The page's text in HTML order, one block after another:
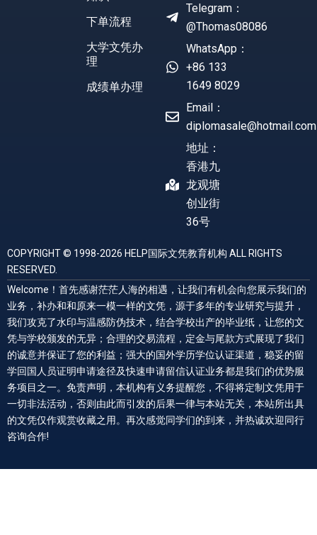
下单流程
大学文凭办
理
成绩单办理
Telegram：
@Thomas08086
WhatsApp：
+86 133
1649 8029
Email：
diplomasale@hotmail.com
地址：
香港九
龙观塘
创业街
36号
COPYRIGHT © 1998-2026 HELP国际文凭教育机构 ALL RIGHTS
RESERVED.
Welcome！首先感谢茫茫人海的相遇，让我们有机会向您展示我们的
业务，补办和和原来一模一样的文凭，源于多年的专业研究与提升，
我们攻克了水印与温感防伪技术，结合学校出产的毕业纸，让您的文
凭与学校颁发的无异；合理的交易流程，定金与尾款方式展现了我们
的诚意并保证了您的利益；强大的国外学历学位认证渠道，稳妥的留
学回国人员证明申请途径及快速申请留信认证业务都是我们的优势服
务项目之一。免责声明，本机构有义务提醒您，不得将定制文凭用于
一切非法活动，否则由此而引发的后果一律与本站无关，本站所出具
的文凭仅作观赏收藏之用。再次感觉同学们的到来，并热诚欢迎同行
咨询合作!